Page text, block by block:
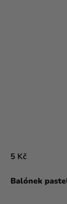
Balónek
5 Kč